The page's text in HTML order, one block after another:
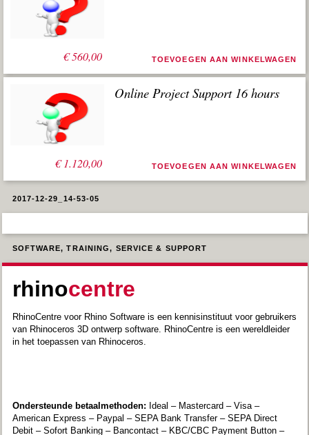
1.120,00
Oorspronkelijke
was:
€560,00
is:
TOEVOEGEN AAN WINKELWAGEN
€2.240,00
Oorspronkelijke
was:
€ 2.240,00.
€1.120,00
is:
€ 1.120,00.
Online Project Support 16 hours
TOEVOEGEN AAN WINKELWAGEN
2017-12-29_14-53-05
SOFTWARE, TRAINING, SERVICE & SUPPORT
rhinocentre
RhinoCentre voor Rhino Software is een kennisinstituut voor gebruikers
van Rhinoceros 3D ontwerp software. RhinoCentre is een wereldleider
in het toepassen van Rhinoceros.
Ondersteunde betaalmethoden: Ideal – Mastercard – Visa –
American Express – Paypal – SEPA Bank Transfer – SEPA Direct
Debit – Sofort Banking – Bancontact – KBC/CBC Payment Button –